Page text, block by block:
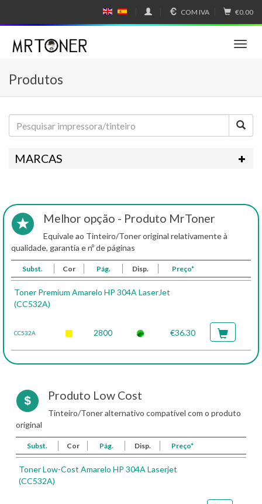
N
SP
COM IVA €0.00
T
n
a
v
g
Produtos
MARCAS
Melhor opção - Produto MrToner
Equivale ao Tinteiro/Toner original relativamente à
qualidade, garantia e nº de páginas
Subst. Cor Pág. Disp. Preço*
Toner Premium Amarelo HP 304A LaserJet
(CC532A)
CC532A 2800 €36.30
Produto Low Cost
Tinteiro/Toner alternativo compatível com o produto
original
Subst. Cor Pág. Disp. Preço*
Toner Low-Cost Amarelo HP 304A Laserjet
(CC532A)